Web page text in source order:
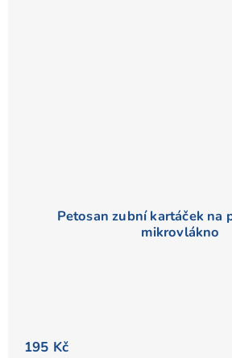
Petosan zubní kartáček na
mikrovlákno
je
195 Kč